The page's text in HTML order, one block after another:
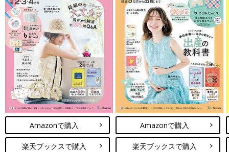
Amazonで購入
楽天ブックスで購入
Amazonで購入
楽天ブックスで購入